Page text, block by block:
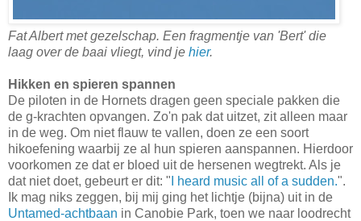
Fat Albert met gezelschap. Een fragmentje van 'Bert' die
laag over de baai vliegt, vind je hier.
Hikken en spieren spannen
De piloten in de Hornets dragen geen speciale pakken die
de g-krachten opvangen. Zo'n pak dat uitzet, zit alleen maar
in de weg. Om niet flauw te vallen, doen ze een soort
hikoefening waarbij ze al hun spieren aanspannen. Hierdoor
voorkomen ze dat er bloed uit de hersenen wegtrekt. Als je
dat niet doet, gebeurt er dit: " I heard music all of a sudden.".
Ik mag niks zeggen, bij mij ging het lichtje (bijna) uit in de
Untamed-achtbaan in Canobie Park, toen we naar loodrecht